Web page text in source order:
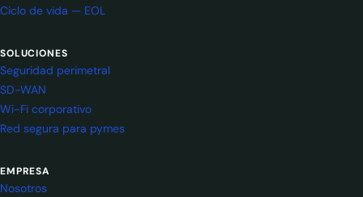
Ciclo de vida — EOL
SOLUCIONES
Seguridad perimetral
SD-WAN
Wi-Fi corporativo
Red segura para pymes
EMPRESA
Nosotros